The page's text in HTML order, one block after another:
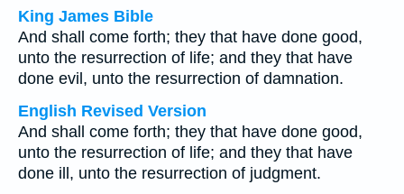
King James Bible
And shall come forth; they that have done good,
unto the resurrection of life; and they that have
done evil, unto the resurrection of damnation.
English Revised Version
And shall come forth; they that have done good,
unto the resurrection of life; and they that have
done ill, unto the resurrection of judgment.